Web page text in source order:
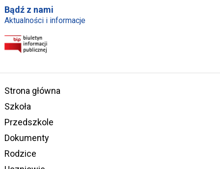
Bądź z nami
Aktualności i informacje
Strona główna
Szkoła
Przedszkole
Dokumenty
Rodzice